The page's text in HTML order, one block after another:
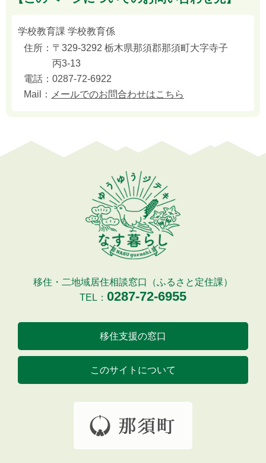
学校教育課 学校教育係
住所： 〒329-3292 栃木県那須郡那須町大字寺子
丙3-13
電話： 0287-72-6922
Mail：
メールでのお問合わせはこちら
移住・二地域居住相談窓口（ふるさと定住課）
TEL： 0287-72-6955
移住支援の窓口
このサイトについて